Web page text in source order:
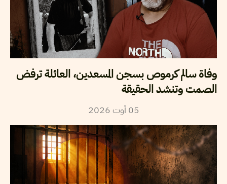
وفاة سالم كرموص بسجن المسعدين، العائلة ترفض
الصمت وتنشد الحقيقة
05 أوت2026